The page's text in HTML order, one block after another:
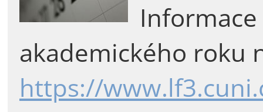
akademického roku
https://